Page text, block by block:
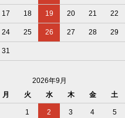
17 18 19 20 21 22
24 25 26 27 28 29
31
2026年9月
月 火 水 木 金 土
1 2 3 4 5